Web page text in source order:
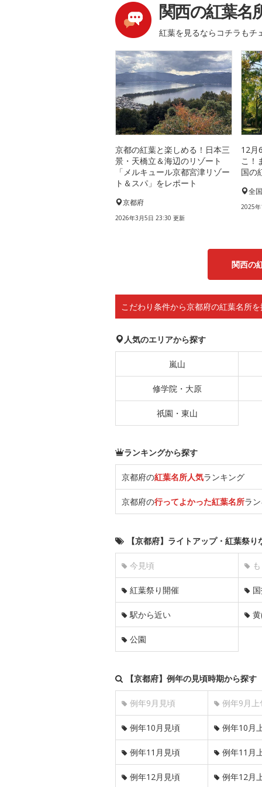
関西の紅葉名
紅葉を見るならコチラもチ
京都の紅葉と楽しめる！日本三
景・天橋立＆海辺のリゾート
「メルキュール京都宮津リゾー
ト＆スパ」をレポート
京都府
2026年3月5日 23:30 更新
12月
こ！
国の
全国
2025
関西の
こだわり条件から京都府の紅葉名所を
人気のエリアから探す
嵐山
修学院・大原
祇園・東山
ランキングから探す
京都府の紅葉名所人気ランキング
京都府の行ってよかった紅葉名所ラ
【京都府】ライトアップ・紅葉祭
今見頃
紅葉祭り開催
駅から近い
公園
【京都府】例年の見頃時期から探す
例年9月見頃 例年9月上
例年10月見頃 例年10月
例年11月見頃 例年11月
例年12月見頃 例年12月